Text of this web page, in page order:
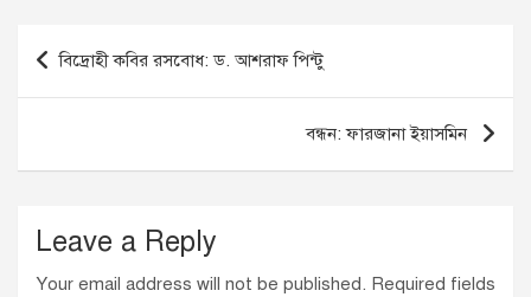
b
o
k
dI
n
A
Post
navigation
বিদ্রোহী কবির রসবোধ: ড. আশরাফ পিন্টু
বন্ধন: ফারজানা ইয়াসমিন
Leave a Reply
Your email address will not be published. Required fields